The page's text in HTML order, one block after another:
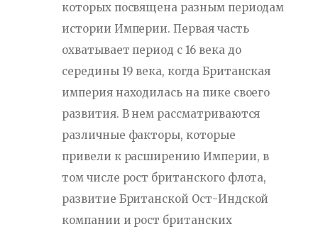
которых посвящена разным периодам
истории Империи. Первая часть
охватывает период с 16 века до
середины 19 века, когда Британская
империя находилась на пике своего
развития. В нем рассматриваются
различные факторы, которые
привели к расширению Империи, в
том числе рост британского флота,
развитие Британской Ост-Индской
компании и рост британских